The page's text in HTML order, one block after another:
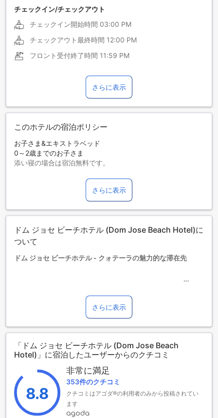
チェックイン/チェックアウト
チェックイン開始時間 03:00 PM
チェックアウト最終時間 12:00 PM
フロント受付終了時間 11:59 PM
さらに表示
このホテルの宿泊ポリシー
お子さま&エキストラベッド
0～2歳までのお子さま
添い寝の場合は宿泊無料です。
ます。各ルームタイプ欄の記載をお確かめください。ルーム
タイプの欄にエキストラベッド追加のオプションが提示され
ていない場合は、エキストラベッドの追加はできません。
【ご注意】6部屋以上をご予約の場合は、異なるご予約条件や
さらに表示
ドム ジョセ ビーチホテル (Dom Jose Beach Hotel)に
ついて
ドム ジョセ ビーチホテル - クォテーラの魅力的な滞在先
テルは、1965年に建設され、2024年に最新の改装が施された
魅力的な3つ星ホテルです。市の中心部からわずか2キロの距
離にあり、観光名所や地元の文化を楽しむのに最適なロケー
ションです。また、空港までのアクセスも良好で、わずか25
分の距離にありますので、旅行者にとって便利な拠点となり
ます。
このホテルは154室の客室を有しており、快適な滞在を提供し
ます。チェックインは午後3時から、チェックアウトは正午12
時まで可能なので、ゆったりとした時間をお楽しみいただけ
ます。さらに、0歳から2歳のお子様は無料で宿泊できるポリ
シーがあり、家族連れのお客様にも優しい設計となっていま
す。ドム ジョセ ビーチホテルで、贅沢なひとときをお過ごし
ください。
さらに表示
「ドム ジョセ ビーチホテル (Dom Jose Beach
Hotel)」に宿泊したユーザーからのクチコミ
8.8
非常に満足
353件のクチコミ
クチコミはアゴダ®の利用者のみから投稿されてい
ます